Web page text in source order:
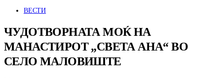
ВЕСТИ
ЧУДОТВОРНАТА МОЌ НА
МАНАСТИРОТ „СВЕТА АНА“ ВО
СЕЛО МАЛОВИШТЕ